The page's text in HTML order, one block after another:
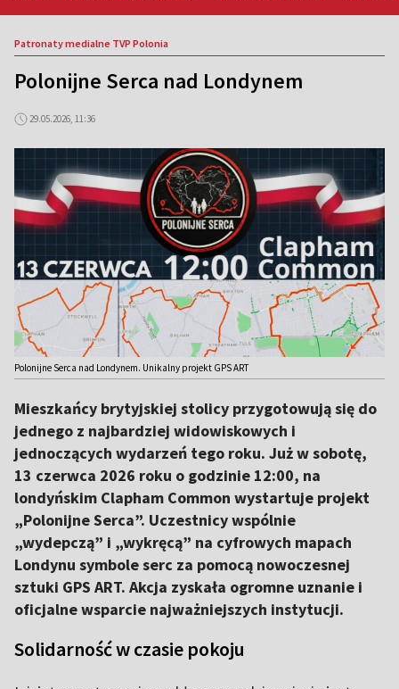
Patronaty medialne TVP Polonia
Polonijne Serca nad Londynem
29.05.2026, 11:36
Polonijne Serca nad Londynem. Unikalny projekt GPS ART
Mieszkańcy brytyjskiej stolicy przygotowują się do
jednego z najbardziej widowiskowych i
jednoczących wydarzeń tego roku. Już w sobotę,
13 czerwca 2026 roku o godzinie 12:00, na
londyńskim Clapham Common wystartuje projekt
„Polonijne Serca”. Uczestnicy wspólnie
„wydepczą” i „wykręcą” na cyfrowych mapach
Londynu symbole serc za pomocą nowoczesnej
sztuki GPS ART. Akcja zyskała ogromne uznanie i
oficjalne wsparcie najważniejszych instytucji.
Solidarność w czasie pokoju